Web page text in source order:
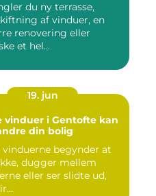
du ny terrasse,
af vinduer, en
renovering eller
et hel...
19. jun
vinduer i Gentofte kan
din bolig
vinduerne begynder at
dugger mellem
eller ser slidte ud,